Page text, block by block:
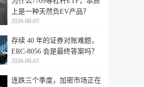
上是一种天然负EV产品？
2026-08-03
存续 40 年的证券对账难题，
ERC-8056 会是最终答案吗？
2026-08-03
连跌三个季度，加密市场正在